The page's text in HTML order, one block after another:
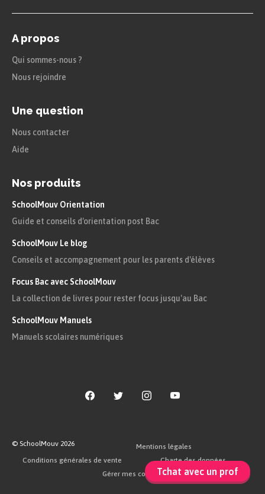
Tchat avec un prof
A propos
Qui sommes-nous ?
Nous rejoindre
Une question
Nous contacter
Aide
Nos produits
SchoolMouv Orientation
Guide et conseils d'orientation post Bac
SchoolMouv Le blog
Conseils et accompagnement pour les parents d'élèves
Focus Bac avec SchoolMouv
La collection de livres pour rester focus jusqu'au Bac
SchoolMouv Manuels
Manuels scolaires numériques
© SchoolMouv 2026
Mentions légales
Conditions générales de vente
Charte des données
Gérer mes cookies